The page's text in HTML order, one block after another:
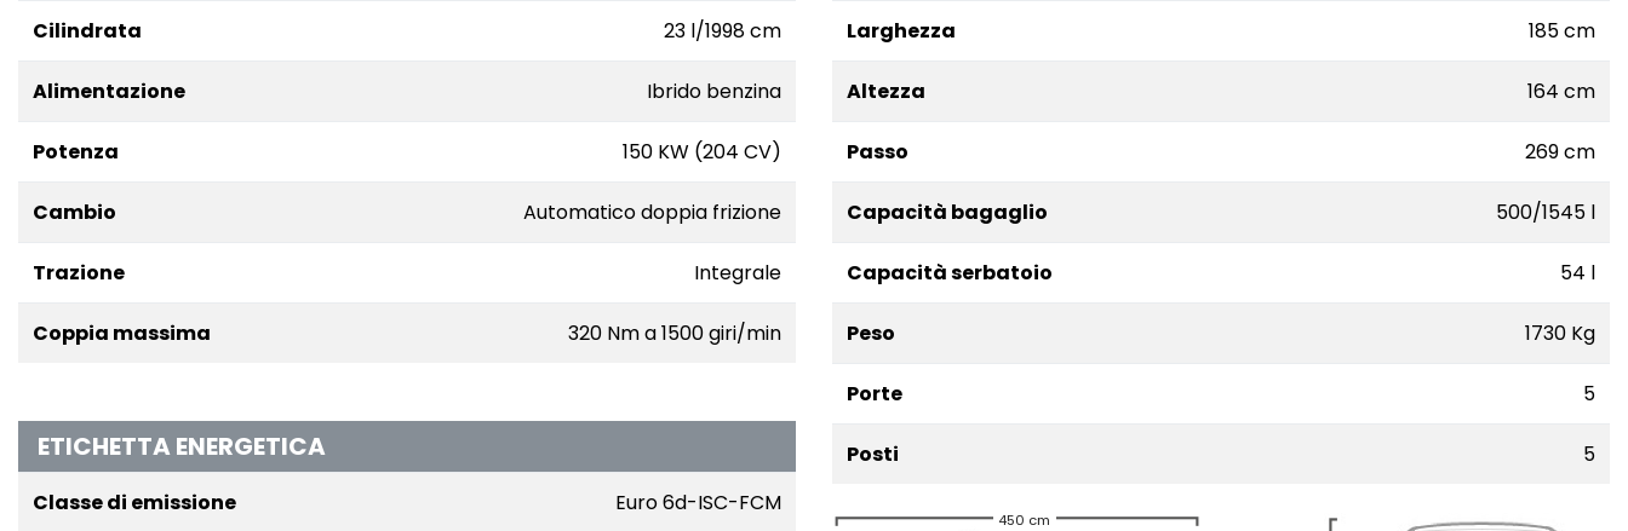
Cilindrata 23 l/1998 cm
Alimentazione Ibrido benzina
Potenza 150 KW (204 CV)
Cambio Automatico doppia frizione
Trazione Integrale
Coppia massima 320 Nm a 1500 giri/min
ETICHETTA ENERGETICA
Classe di emissione Euro 6d-ISC-FCM
Larghezza 185 cm
Altezza 164 cm
Passo 269 cm
Capacità bagaglio 500/1545 l
Capacità serbatoio 54 l
Peso 1730 Kg
Porte 5
Posti 5
450 cm